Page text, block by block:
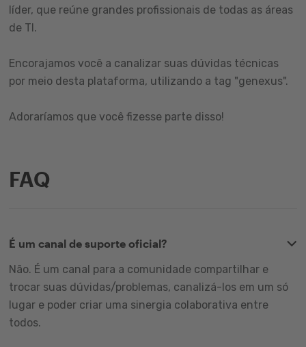
líder, que reúne grandes profissionais de todas as áreas
de TI.
Encorajamos você a canalizar suas dúvidas técnicas
por meio desta plataforma, utilizando a tag "genexus".
Adoraríamos que você fizesse parte disso!
FAQ
É um canal de suporte oficial?
Não. É um canal para a comunidade compartilhar e
trocar suas dúvidas/problemas, canalizá-los em um só
lugar e poder criar uma sinergia colaborativa entre
todos.